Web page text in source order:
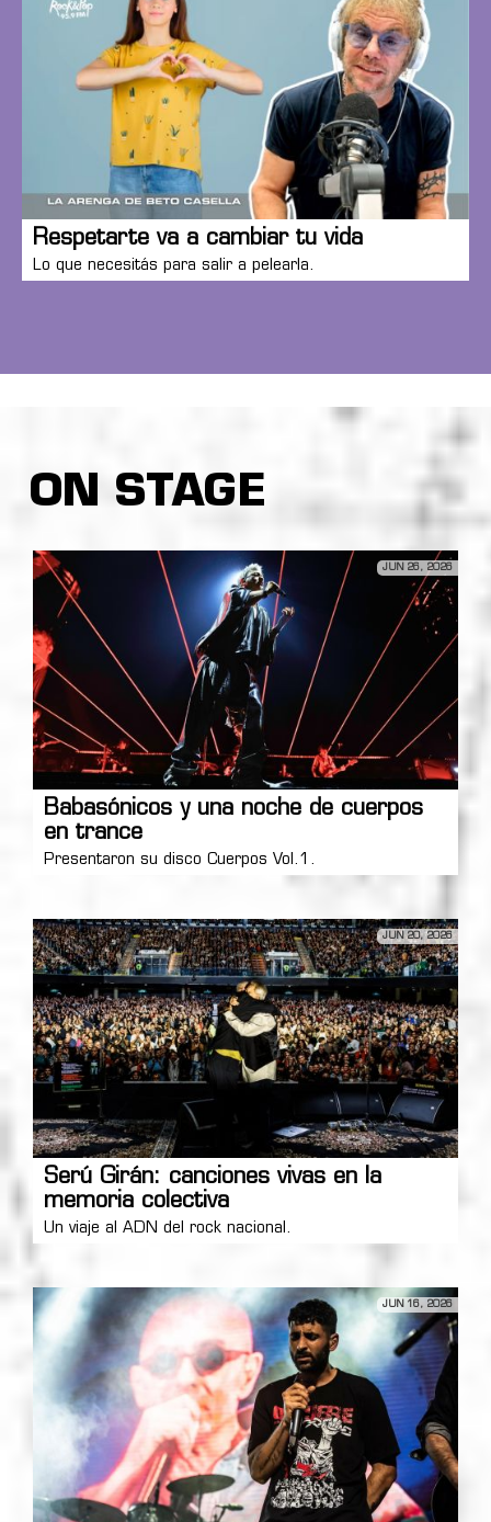
Respetarte va a cambiar tu vida
Lo que necesitás para salir a pelearla.
ON STAGE
JUN 26, 2026
Babasónicos y una noche de cuerpos
en trance
Presentaron su disco Cuerpos Vol.1.
JUN 20, 2026
Serú Girán: canciones vivas en la
memoria colectiva
Un viaje al ADN del rock nacional.
JUN 16, 2026